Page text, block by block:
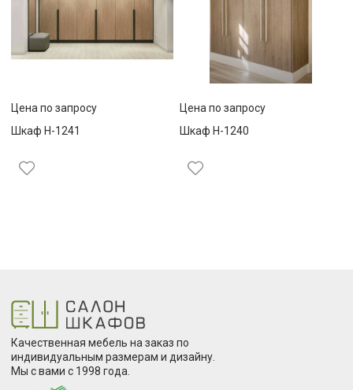
Цена по запросу
Шкаф Н-1241
Цена по запросу
Шкаф Н-1240
Качественная мебель на заказ по
индивидуальным размерам и дизайну.
Мы с вами с 1998 года.